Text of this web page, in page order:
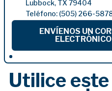
Lubbock, TX 79404
Teléfono: (505) 266-
ENVÍENOS UN
ELECTRÓNICO
Utilice